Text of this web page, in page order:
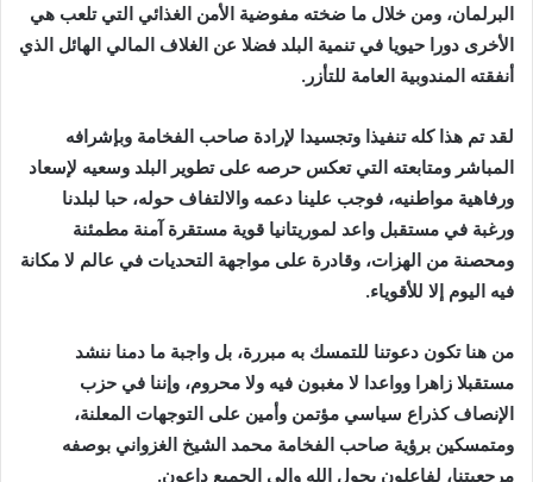
البرلمان، ومن خلال ما ضخته مفوضية الأمن الغذائي التي تلعب هي
الأخرى دورا حيويا في تنمية البلد فضلا عن الغلاف المالي الهائل الذي
أنفقته المندوبية العامة للتأزر.
لقد تم هذا كله تنفيذا وتجسيدا لإرادة صاحب الفخامة وبإشرافه
المباشر ومتابعته التي تعكس حرصه على تطوير البلد وسعيه لإسعاد
ورفاهية مواطنيه، فوجب علينا دعمه والالتفاف حوله، حبا لبلدنا
ورغبة في مستقبل واعد لموريتانيا قوية مستقرة آمنة مطمئنة
ومحصنة من الهزات، وقادرة على مواجهة التحديات في عالم لا مكانة
فيه اليوم إلا للأقوياء.
من هنا تكون دعوتنا للتمسك به مبررة، بل واجبة ما دمنا ننشد
مستقبلا زاهرا وواعدا لا مغبون فيه ولا محروم، وإننا في حزب
الإنصاف كذراع سياسي مؤتمن وأمين على التوجهات المعلنة،
ومتمسكين برؤية صاحب الفخامة محمد الشيخ الغزواني بوصفه
مرجعيتنا، لفاعلون بحول الله وإلى الجميع داعون.